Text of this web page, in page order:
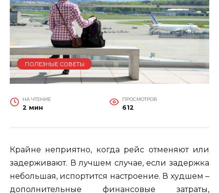
ПОЛЕЗНЫЕ СОВЕТЫ
НА ЧТЕНИЕ
2 мин
ПРОСМОТРОВ
612
Крайне неприятно, когда рейс отменяют или
задерживают. В лучшем случае, если задержка
небольшая, испортится настроение. В худшем –
дополнительные финансовые затраты,